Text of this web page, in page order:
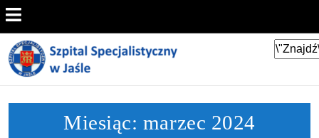
Miesiąc: marzec 2024